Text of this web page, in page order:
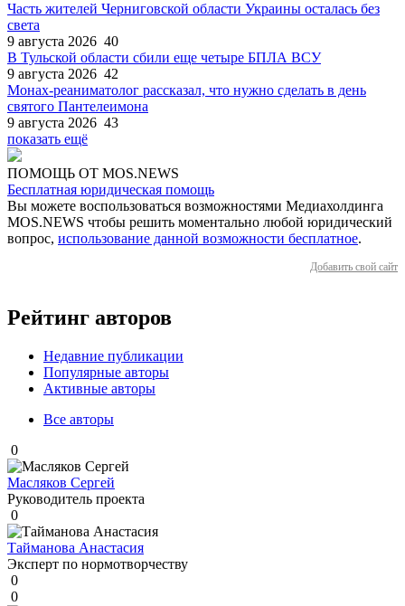
Часть жителей Черниговской области Украины осталась без
света
9 августа 2026 40
В Тульской области сбили еще четыре БПЛА ВСУ
9 августа 2026 42
Монах-реаниматолог рассказал, что нужно сделать в день
святого Пантелеимона
9 августа 2026 43
показать ещё
ПОМОЩЬ ОТ MOS.NEWS
Бесплатная юридическая помощь
Вы можете воспользоваться возможностями Медиахолдинга
MOS.NEWS чтобы решить моментально любой юридический
вопрос, использование данной возможности бесплатное.
Добавить свой сайт
Рейтинг авторов
Недавние публикации
Популярные авторы
Активные авторы
Все авторы
0
Масляков Сергей
Руководитель проекта
0
Тайманова Анастасия
Эксперт по нормотворчеству
0
0